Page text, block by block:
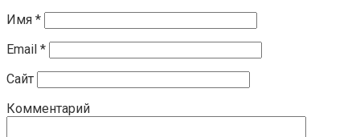
Имя *
Email *
Сайт
Комментарий